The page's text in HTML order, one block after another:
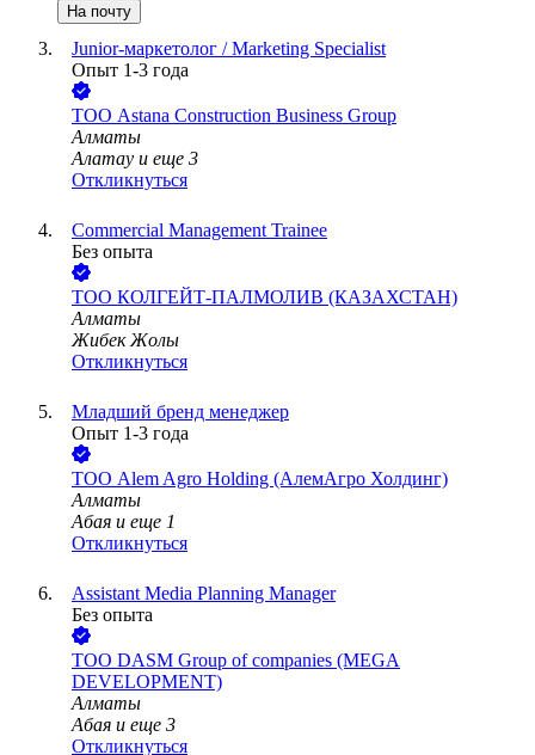
На почту
Junior-маркетолог / Marketing Specialist
Опыт 1-3 года
ТОО Astana Construction Business Group
Алматы
Алатау и еще 3
Откликнуться
Commercial Management Trainee
Без опыта
ТОО КОЛГЕЙТ-ПАЛМОЛИВ (КАЗАХСТАН)
Алматы
Жибек Жолы
Откликнуться
Младший бренд менеджер
Опыт 1-3 года
ТОО Alem Agro Holding (АлемАгро Холдинг)
Алматы
Абая и еще 1
Откликнуться
Assistant Media Planning Manager
Без опыта
ТОО DASM Group of companies (MEGA
DEVELOPMENT)
Алматы
Абая и еще 3
Откликнуться